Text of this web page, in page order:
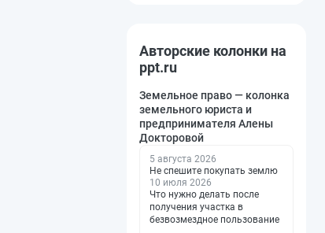
Авторские колонки на
ppt.ru
Земельное право — колонка
земельного юриста и
предпринимателя Алены
Докторовой
5 августа 2026
Не спешите покупать землю
10 июля 2026
Что нужно делать после
получения участка в
безвозмездное пользование